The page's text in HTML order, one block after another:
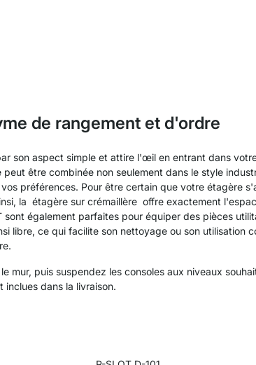
de rangement et d'ordre
son aspect simple et attire l'œil en entrant dans
être combinée non seulement dans le style
préférences. Pour être certain que votre étagère
la étagère sur crémaillère offre exactement
également parfaites pour équiper des pièces
libre, ce qui facilite son nettoyage ou son utilisation
mur, puis suspendez les consoles aux niveaux
inclues dans la livraison.